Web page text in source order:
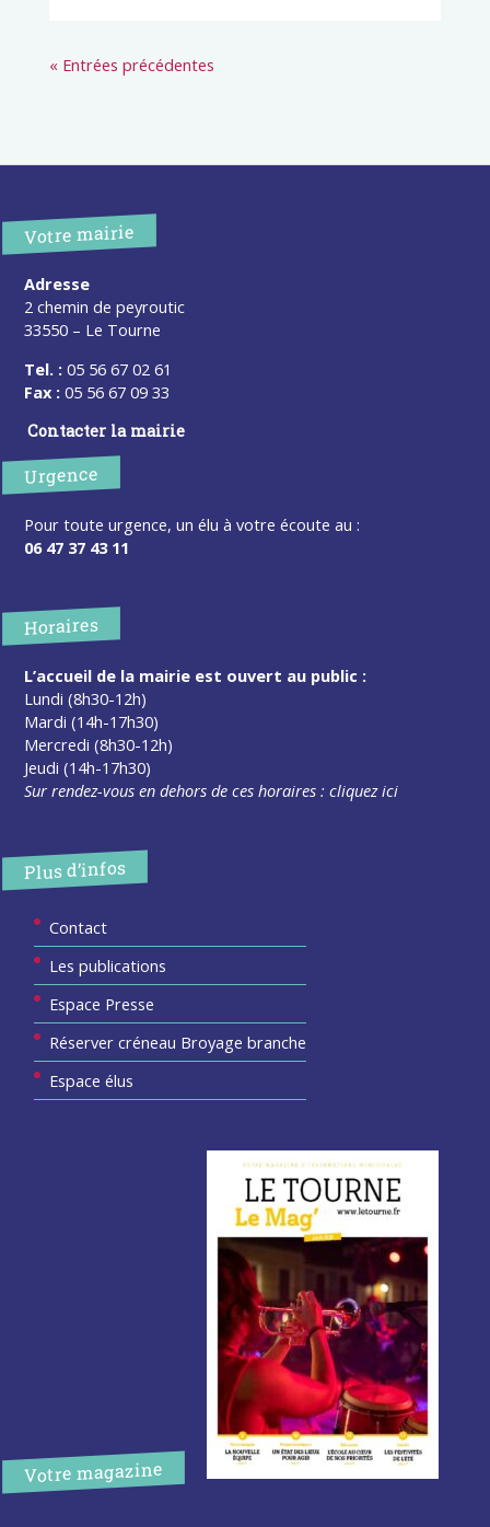
« Entrées précédentes
Votre mairie
Adresse
2 chemin de peyroutic
33550 – Le Tourne
Tel. : 05 56 67 02 61
Fax : 05 56 67 09 33
Contacter la mairie
Urgence
Pour toute urgence, un élu à votre écoute au :
06 47 37 43 11
Horaires
L’accueil de la mairie est ouvert au public :
Lundi (8h30-12h)
Mardi (14h-17h30)
Mercredi (8h30-12h)
Jeudi (14h-17h30)
Sur rendez-vous en dehors de ces horaires :cliquez ici
Plus d’infos
Contact
Les publications
Espace Presse
Réserver créneau Broyage branche
Espace élus
Votre magazine